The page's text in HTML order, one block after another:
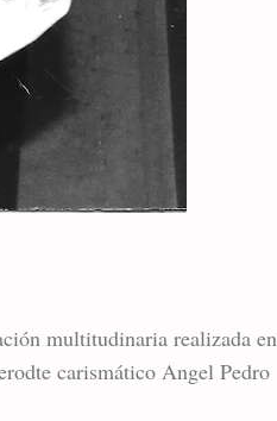
multitudinaria realizada
carismático Angel Pedro